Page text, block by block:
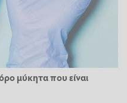
μύκητα που είναι